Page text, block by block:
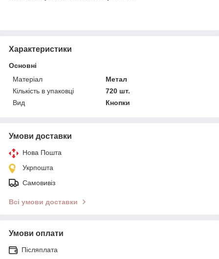
Характеристики
Основні
Матеріал
Метал
Кількість в упаковці
720 шт.
Вид
Кнопки
Умови доставки
Нова Пошта
Укрпошта
Самовивіз
Всі умови доставки
Умови оплати
Післяплата